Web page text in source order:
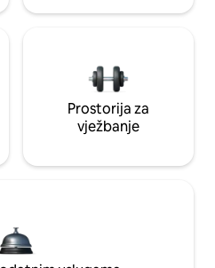
Prostorija za
vježbanje